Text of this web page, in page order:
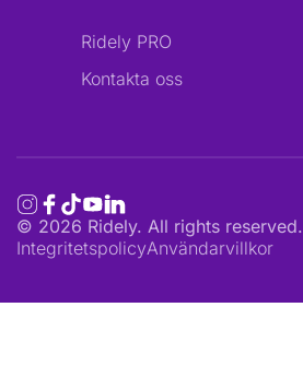
Ridely PRO
Kontakta oss
© 2026 Ridely. All rights reserved.
IntegritetspolicyAnvändarvillkor